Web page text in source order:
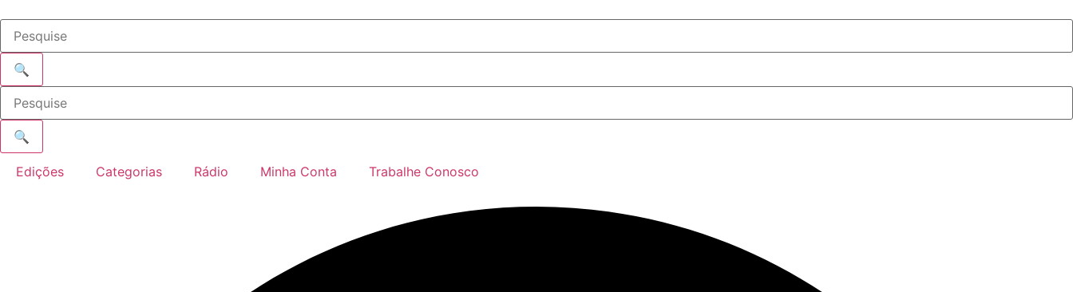
para
o
conteúdo
🔍
🔍
Edições Categorias Rádio Minha Conta Trabalhe Conosco